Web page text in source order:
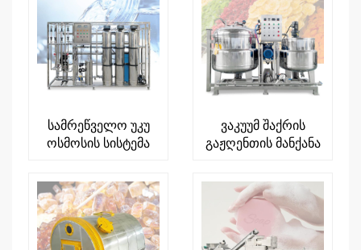
სამრეწველო უკუ
ოსმოსის სისტემა
ვაკუუმ შაქრის
გაჟღენთის მანქანა